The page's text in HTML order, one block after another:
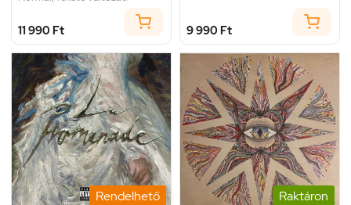
11 990 Ft 9 990 Ft
Rendelhető Raktáron